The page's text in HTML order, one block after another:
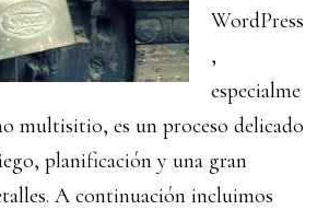
WordPress
,
especialme
multisitio, es un proceso delicado
planificación y una gran
A continuación incluimos